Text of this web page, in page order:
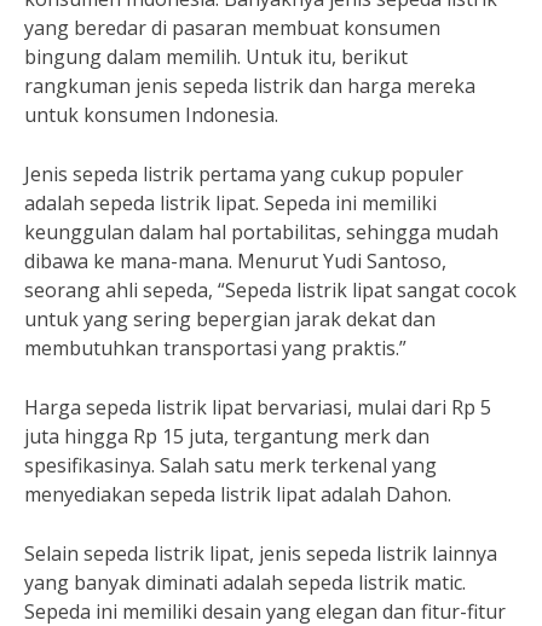
yang beredar di pasaran membuat konsumen
bingung dalam memilih. Untuk itu, berikut
rangkuman jenis sepeda listrik dan harga mereka
untuk konsumen Indonesia.
Jenis sepeda listrik pertama yang cukup populer
adalah sepeda listrik lipat. Sepeda ini memiliki
keunggulan dalam hal portabilitas, sehingga mudah
dibawa ke mana-mana. Menurut Yudi Santoso,
seorang ahli sepeda, “Sepeda listrik lipat sangat cocok
untuk yang sering bepergian jarak dekat dan
membutuhkan transportasi yang praktis.”
Harga sepeda listrik lipat bervariasi, mulai dari Rp 5
juta hingga Rp 15 juta, tergantung merk dan
spesifikasinya. Salah satu merk terkenal yang
menyediakan sepeda listrik lipat adalah Dahon.
Selain sepeda listrik lipat, jenis sepeda listrik lainnya
yang banyak diminati adalah sepeda listrik matic.
Sepeda ini memiliki desain yang elegan dan fitur-fitur